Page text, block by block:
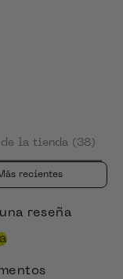
de la tienda (38)
reviews by
reseña